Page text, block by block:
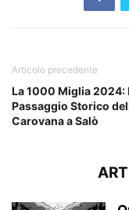
Articolo precedente
La 1000 Miglia 2024:
Passaggio Storico
Carovana a Salò